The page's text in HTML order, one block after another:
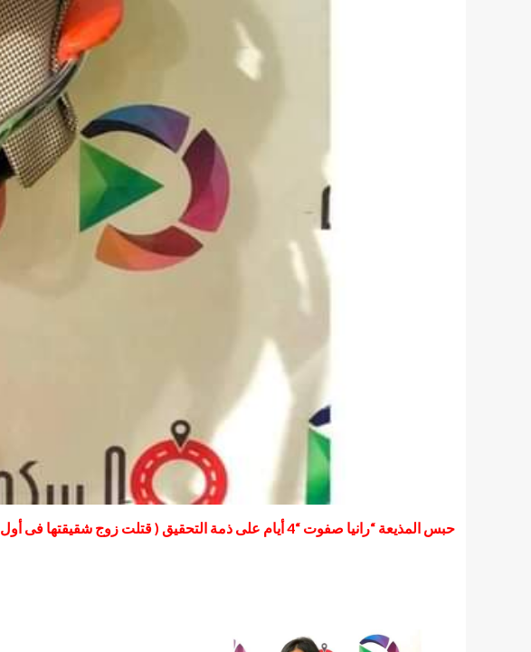
حبس المذيعة “رانيا صفوت “4 أيام على ذمة التحقيق ( قتلت زوج شقيقتها فى أول يوم رمضان )